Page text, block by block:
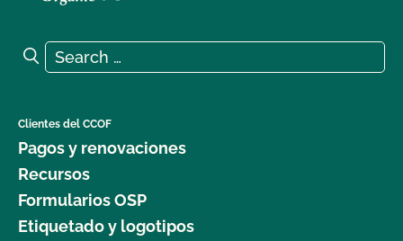
Search for:
Search
Clientes del CCOF
Pagos y renovaciones
Recursos
Formularios OSP
Etiquetado y logotipos